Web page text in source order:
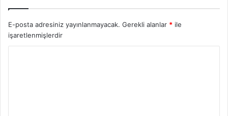
E-posta adresiniz yayınlanmayacak. Gerekli alanlar * ile
işaretlenmişlerdir